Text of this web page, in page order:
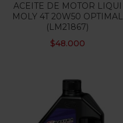
ACEITE DE MOTOR LIQUI
MOLY 4T 20W50 OPTIMAL
(LM21867)
$48.000